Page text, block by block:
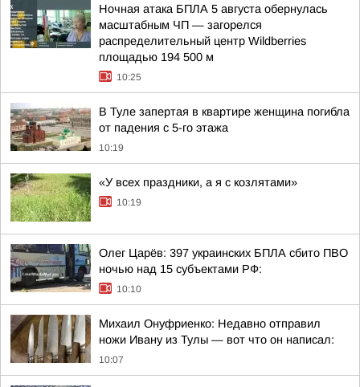
Ночная атака БПЛА 5 августа обернулась
масштабным ЧП — загорелся
распределительный центр Wildberries
площадью 194 500 м
10:25
В Туле запертая в квартире женщина погибла
от падения с 5-го этажа
10:19
«У всех праздники, а я с козлятами»
10:19
Олег Царёв: 397 украинских БПЛА сбито ПВО
ночью над 15 субъектами РФ:
10:10
Михаил Онуфриенко: Недавно отправил
ножи Ивану из Тулы — вот что он написал:
10:07